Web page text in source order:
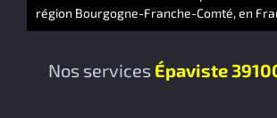
Nos services Épaviste
région Bourgogne-Franche-Comté, en